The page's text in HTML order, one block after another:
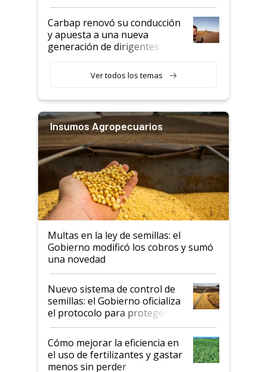
Carbap renovó su conducción
y apuesta a una nueva
generación de dirigentes
Ver todos los temas
Insumos Agropecuarios
Multas en la ley de semillas: el
Gobierno modificó los cobros y sumó
una novedad
Nuevo sistema de control de
semillas: el Gobierno oficializa
el protocolo para proteger la
propiedad intelectual
Cómo mejorar la eficiencia en
el uso de fertilizantes y gastar
menos sin perder